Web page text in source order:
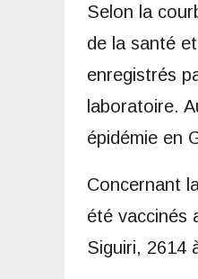
Selon la
de la santé
enregistrés
laboratoire.
épidémie en
Concernant
été vaccinés
Siguiri, 2614